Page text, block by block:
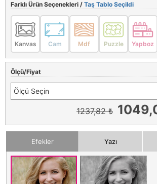
Farklı Ürün Seçenekleri / Taş Tablo Seçildi
Kanvas Cam Mdf Puzzle Yapboz
Ölçü/Fiyat
Ölçü Seçin
1237,82 ₺
Efekler Yazı